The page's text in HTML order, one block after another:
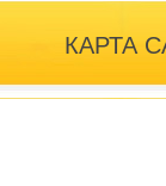
КАРТА